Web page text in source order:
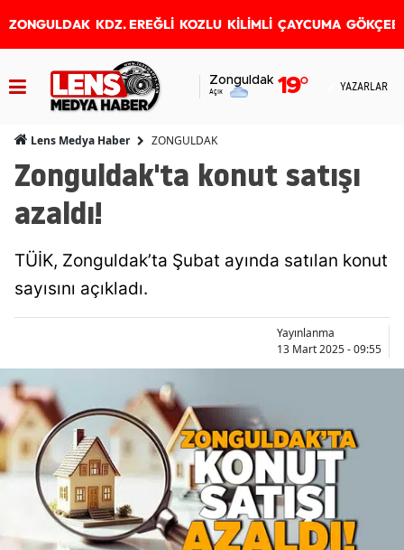
ZONGULDAK KDZ. EREĞLİ KOZLU KİLİMLİ ÇAYCUMA
Zonguldak
Açık 19° YAZARLAR
Lens Medya Haber ZONGULDAK
Zonguldak'ta konut satışı
azaldı!
TÜİK, Zonguldak’ta Şubat ayında satılan konut
sayısını açıkladı.
Yayınlanma
13 Mart 2025 - 09:55